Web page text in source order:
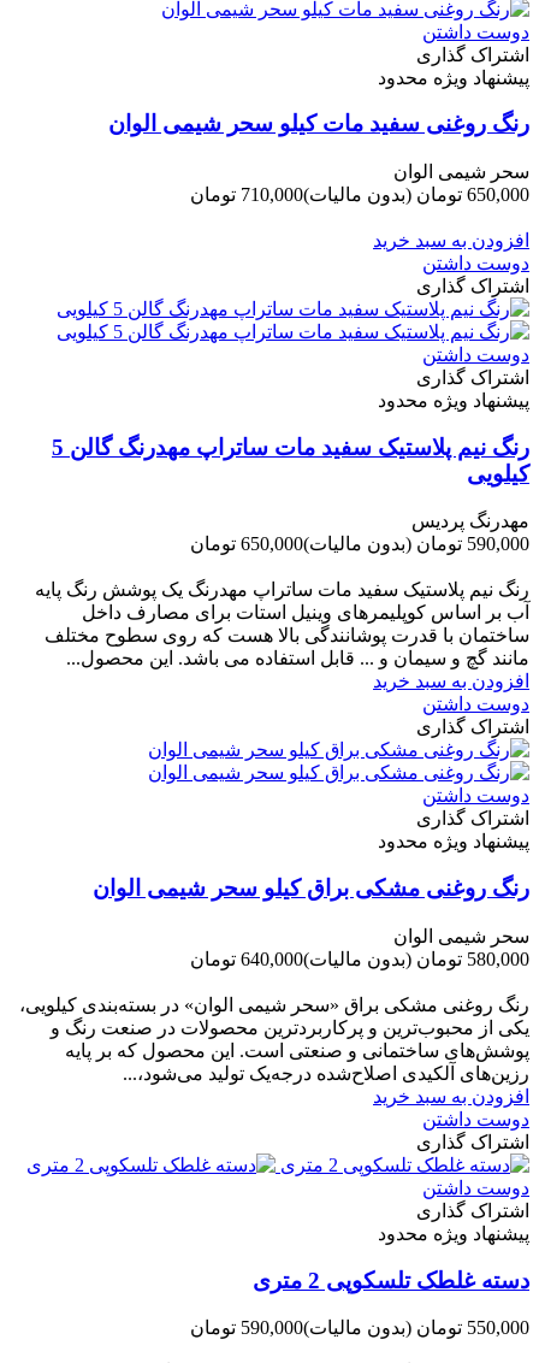
دوست داشتن
اشتراک گذاری
پیشنهاد ویژه محدود
رنگ روغنی سفید مات کیلو سحر شیمی الوان
سحر شیمی الوان
650,000 تومان
(بدون مالیات)710,000 تومان
افزودن به سبد خرید
دوست داشتن
اشتراک گذاری
دوست داشتن
اشتراک گذاری
پیشنهاد ویژه محدود
رنگ نیم پلاستیک سفید مات ساتراپ مهدرنگ گالن 5
کیلویی
مهدرنگ پردیس
590,000 تومان
(بدون مالیات)650,000 تومان
رنگ نیم پلاستیک سفید مات ساتراپ مهدرنگ یک پوشش رنگ پایه
آب بر اساس کوپلیمرهای وینیل استات برای مصارف داخل
ساختمان با قدرت پوشانندگی بالا هست که روی سطوح مختلف
مانند گچ و سیمان و ... قابل استفاده می باشد. این محصول...
افزودن به سبد خرید
دوست داشتن
اشتراک گذاری
دوست داشتن
اشتراک گذاری
پیشنهاد ویژه محدود
رنگ روغنی مشکی براق کیلو سحر شیمی الوان
سحر شیمی الوان
580,000 تومان
(بدون مالیات)640,000 تومان
رنگ روغنی مشکی براق «سحر شیمی الوان» در بسته‌بندی کیلویی،
یکی از محبوب‌ترین و پرکاربردترین محصولات در صنعت رنگ و
پوشش‌های ساختمانی و صنعتی است. این محصول که بر پایه
رزین‌های آلکیدی اصلاح‌شده درجه‌یک تولید می‌شود،...
افزودن به سبد خرید
دوست داشتن
اشتراک گذاری
دوست داشتن
اشتراک گذاری
پیشنهاد ویژه محدود
دسته غلطک تلسکوپی 2 متری
550,000 تومان (بدون مالیات)590,000 تومان